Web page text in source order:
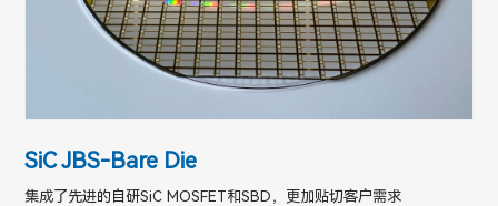
SiC JBS-Bare Die
集成了先进的自研SiC MOSFET和SBD，更加贴切客户需求